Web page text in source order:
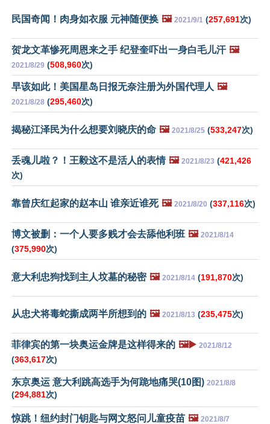
民国奇闻！肉身如衣服 元神随便换 🖼️ 2021/9/1 (257,691次)
贺龙文革惨死周恩来之手 纪登奎吓出一身白毛儿汗 🖼️
2021/8/29 (508,960次)
早该如此！美国星岛日报无奈注册为外国代理人 🖼️
2021/8/28 (295,460次)
揭秘江泽民为什么想要刘晓庆的命 🖼️ 2021/8/25 (533,247次)
丢魂儿啦？！王毅这不是活人的表情 🖼️ 2021/8/23 (421,426
次)
靠曾庆红起家的赵本山 谁亲近谁死 🖼️ 2021/8/20 (337,116次)
博文被删：一个人要多贱才会去舔他利班 🖼️ 2021/8/14
(375,990次)
意大利忠狗找到主人坟墓的秘密 🖼️ 2021/8/14 (191,870次)
从忠犬将毒蛇撕成两半所想到的 🖼️ 2021/8/13 (235,475次)
菲律宾的第一块奥运金牌是这样得来的 🖼️▶️ 2021/8/12
(363,617次)
东京奥运 意大利跳高选手为何跪地痛哭(10图) 2021/8/8
(294,881次)
惊跳！纽约封门钥匙与网文怒问儿童疫苗 🖼️ 2021/8/7